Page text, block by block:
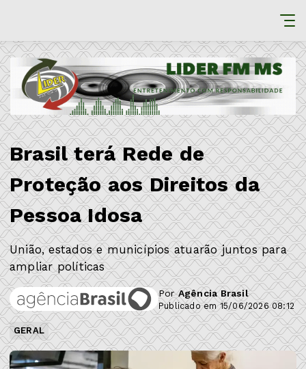
Brasil terá Rede de
Proteção aos Direitos da
Pessoa Idosa
União, estados e municípios atuarão juntos para
ampliar políticas
PorAgência Brasil
Publicado em 15/06/2026 08:12
GERAL